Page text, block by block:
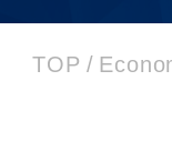
TOP /